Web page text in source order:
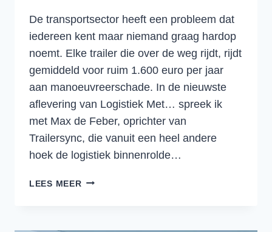
De transportsector heeft een probleem dat
iedereen kent maar niemand graag hardop
noemt. Elke trailer die over de weg rijdt, rijdt
gemiddeld voor ruim 1.600 euro per jaar
aan manoeuvreerschade. In de nieuwste
aflevering van Logistiek Met… spreek ik
met Max de Feber, oprichter van
Trailersync, die vanuit een heel andere
hoek de logistiek binnenrolde…
LEES MEERMANOEUVREREN